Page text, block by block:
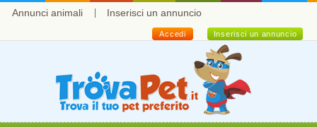
Annunci animali Inserisci un annuncio
Inserisci un annuncio
Accedi